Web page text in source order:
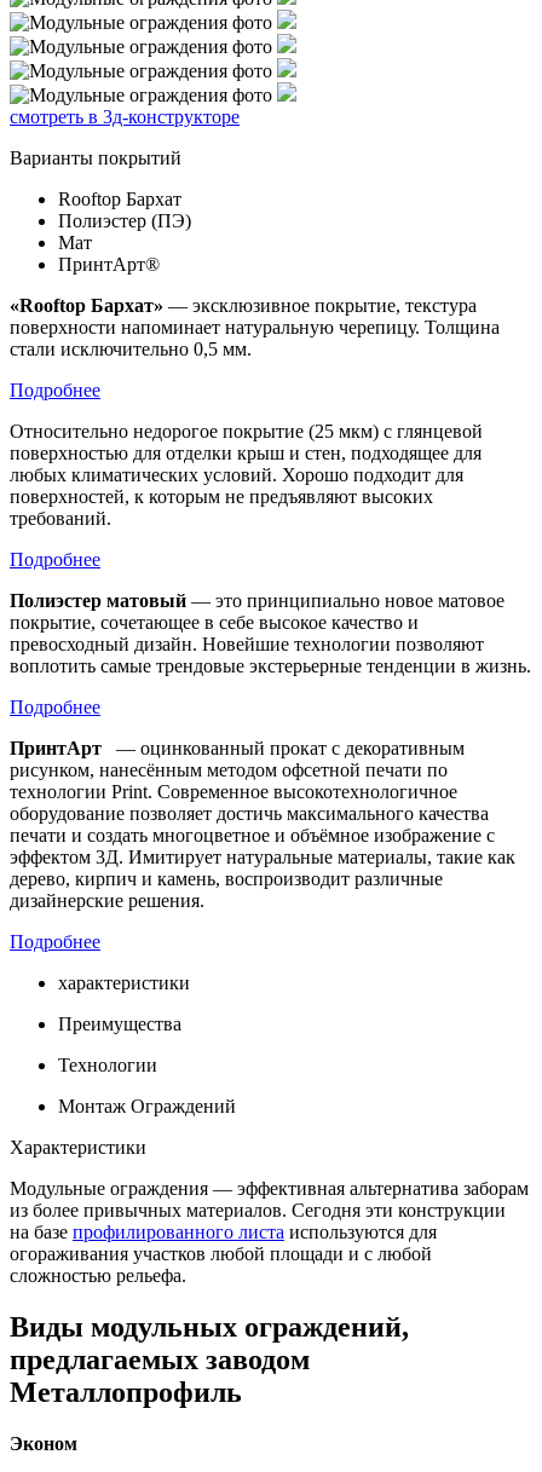
смотреть в 3д-конструкторе
Варианты покрытий
Rooftop Бархат
Полиэстер (ПЭ)
Мат
ПринтАрт®
«Rooftop Бархат» — эксклюзивное покрытие, текстура
поверхности напоминает натуральную черепицу. Толщина
стали исключительно 0,5 мм.
Подробнее
Относительно недорогое покрытие (25 мкм) с глянцевой
поверхностью для отделки крыш и стен, подходящее для
любых климатических условий. Хорошо подходит для
поверхностей, к которым не предъявляют высоких
требований.
Подробнее
Полиэстер матовый — это принципиально новое матовое
покрытие, сочетающее в себе высокое качество и
превосходный дизайн. Новейшие технологии позволяют
воплотить самые трендовые экстерьерные тенденции в жизнь.
Подробнее
ПринтАрт
— оцинкованный прокат с декоративным
рисунком, нанесённым методом офсетной печати по
технологии Print. Современное высокотехнологичное
оборудование позволяет достичь максимального качества
печати и создать многоцветное и объёмное изображение с
эффектом 3Д. Имитирует натуральные материалы, такие как
дерево, кирпич и камень, воспроизводит различные
дизайнерские решения.
Подробнее
характеристики
Преимущества
Технологии
Монтаж Ограждений
Характеристики
Модульные ограждения — эффективная альтернатива заборам
из более привычных материалов. Сегодня эти конструкции
на базе профилированного листа используются для
огораживания участков любой площади и с любой
сложностью рельефа.
Виды модульных ограждений,
предлагаемых заводом
Металлопрофиль
Эконом